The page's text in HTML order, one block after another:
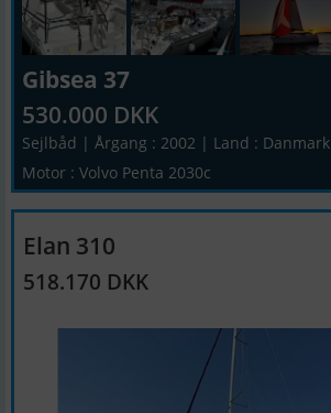
Gibsea 37
530.000 DKK
Sejlbåd | Årgang : 2002 | Land : Danmark
Motor : Volvo Penta 2030c
Elan 310
518.170 DKK